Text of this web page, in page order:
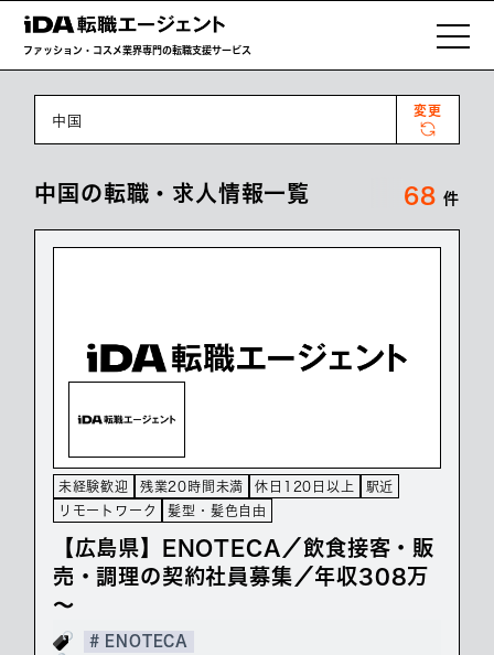
ファッション・コスメ業界専門の転職支援サービス
中国
変更
中国の転職・求人情報一覧 68 件
未経験歓迎 残業20時間未満 休日120日以上
駅近
リモートワーク
髪型・髪色自由
【広島県】ENOTECA／飲食接客・販
売・調理の契約社員募集／年収308万
～
# ENOTECA